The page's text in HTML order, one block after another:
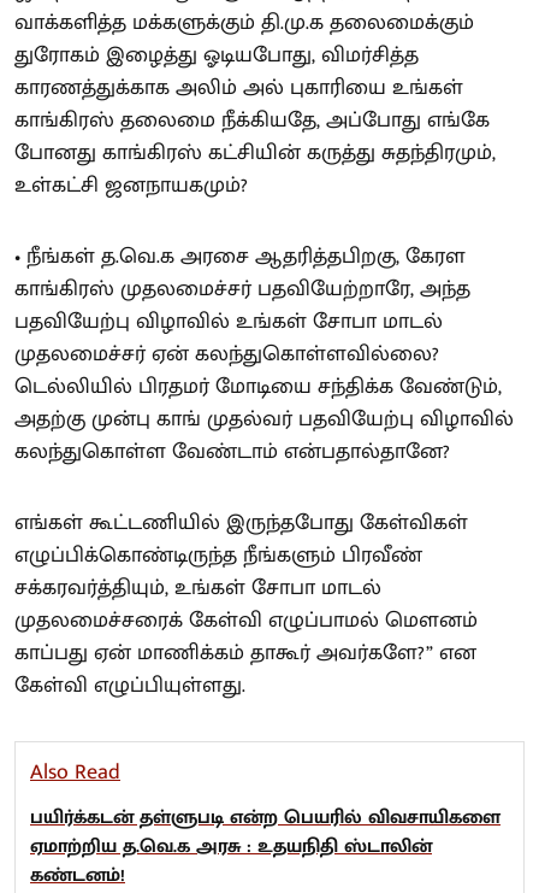
வாக்களித்த மக்களுக்கும் தி.மு.க தலைமைக்கும்
துரோகம் இழைத்து ஓடியபோது, விமர்சித்த
காரணத்துக்காக அலிம் அல் புகாரியை உங்கள்
காங்கிரஸ் தலைமை நீக்கியதே, அப்போது எங்கே
போனது காங்கிரஸ் கட்சியின் கருத்து சுதந்திரமும்,
உள்கட்சி ஜனநாயகமும்?
• நீங்கள் த.வெ.க அரசை ஆதரித்தபிறகு, கேரள
காங்கிரஸ் முதலமைச்சர் பதவியேற்றாரே, அந்த
பதவியேற்பு விழாவில் உங்கள் சோபா மாடல்
முதலமைச்சர் ஏன் கலந்துகொள்ளவில்லை?
டெல்லியில் பிரதமர் மோடியை சந்திக்க வேண்டும்,
அதற்கு முன்பு காங் முதல்வர் பதவியேற்பு விழாவில்
கலந்துகொள்ள வேண்டாம் என்பதால்தானே?
எங்கள் கூட்டணியில் இருந்தபோது கேள்விகள்
எழுப்பிக்கொண்டிருந்த நீங்களும் பிரவீண்
சக்கரவர்த்தியும், உங்கள் சோபா மாடல்
முதலமைச்சரைக் கேள்வி எழுப்பாமல் மௌனம்
காப்பது ஏன் மாணிக்கம் தாகூர் அவர்களே?” என
கேள்வி எழுப்பியுள்ளது.
Also Read
பயிர்க்கடன் தள்ளுபடி என்ற பெயரில் விவசாயிகளை
ஏமாற்றிய த.வெ.க அரசு : உதயநிதி ஸ்டாலின்
கண்டனம்!